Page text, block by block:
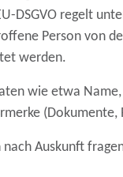
DSGVO regelt
Person
werden.
wie etwa
(Dokumente,
Auskunft